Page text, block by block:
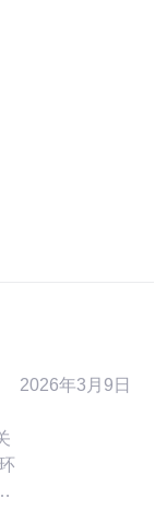
2026年3月9日